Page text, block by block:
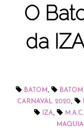
O
da
BATOM
CARNAVAL 2020
IZA